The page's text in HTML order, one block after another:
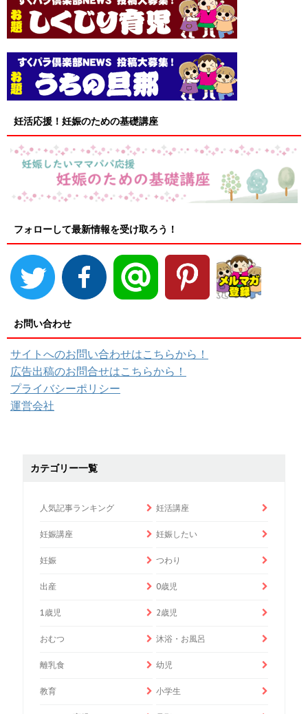
妊活応援！妊娠のための基礎講座
フォローして最新情報を受け取ろう！
お問い合わせ
サイトへのお問い合わせはこちらから！
広告出稿のお問合せはこちらから！
プライバシーポリシー
運営会社
カテゴリー一覧
人気記事ランキング 妊活講座
妊娠講座 妊娠したい
妊娠 つわり
出産 0歳児
1歳児 2歳児
おむつ 沐浴・お風呂
離乳食 幼児
教育 小学生